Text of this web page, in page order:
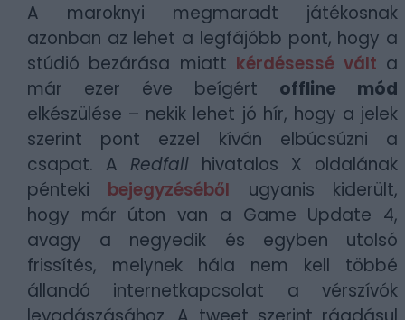
A maroknyi megmaradt játékosnak
azonban az lehet a legfájóbb pont, hogy a
stúdió bezárása miatt kérdésessé vált a
már ezer éve beígért offline mód
elkészülése – nekik lehet jó hír, hogy a jelek
szerint pont ezzel kíván elbúcsúzni a
csapat. A Redfall hivatalos X oldalának
pénteki bejegyzéséből ugyanis kiderült,
hogy már úton van a Game Update 4,
avagy a negyedik és egyben utolsó
frissítés, melynek hála nem kell többé
állandó internetkapcsolat a vérszívók